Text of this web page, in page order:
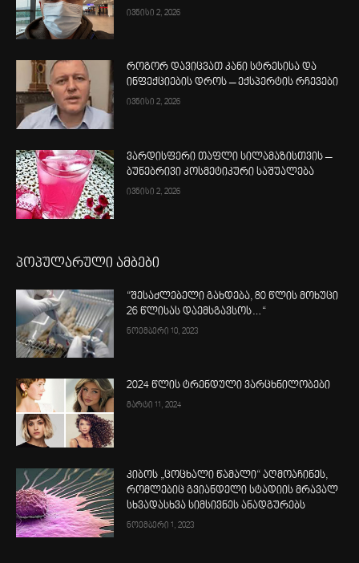
ივნისი 2, 2026
როგორ დავიცვათ კანი სტრესისა და
ინფექციების დროს – ექსპერტის რჩევები
ივნისი 2, 2026
ვარდისფერი თაფლი სილამაზისთვის –
ბუნებრივი კოსმეტიკური საშუალება
ივნისი 2, 2026
პოპულარული ამბები
“შესაძლებელი გახდება, 80 წლის მოხუცი
26 წლისას დაემსგავსოს…“
ნოემბერი 10, 2023
2024 წლის ტრენდული ვარცხნილობები
მარტი 11, 2024
კიბოს „ცოცხალი წამალი“ აღმოაჩინეს,
რომლებიც გვიანდელი სტადიის მრავალ
სხვადასხვა სიმსივნეს ანადგურებს
ნოემბერი 1, 2023